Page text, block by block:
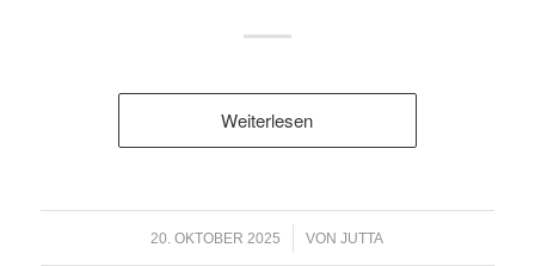
Weiterlesen
20. OKTOBER 2025
/ VONJUTTA